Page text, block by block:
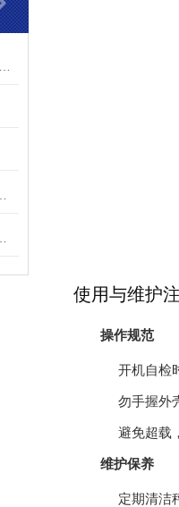
使用与维护
操作规范
开机自检
勿手握外
避免超载
维护保养
定期清洁